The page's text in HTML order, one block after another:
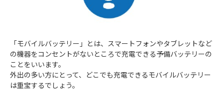
「モバイルバッテリー」とは、スマートフォンやタブレットなど
の機器をコンセントがないところで充電できる予備バッテリーの
ことをいいます。
外出の多い方にとって、どこでも充電できるモバイルバッテリー
は重宝するでしょう。